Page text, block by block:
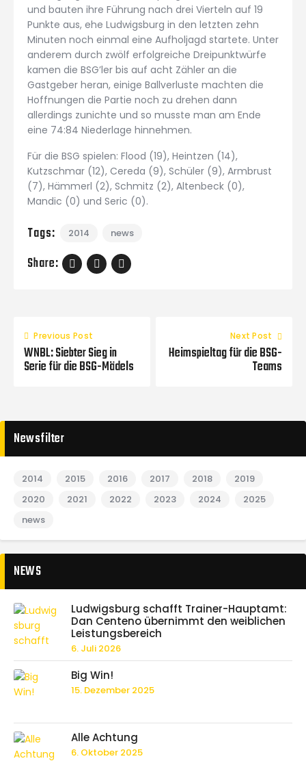
und bauten ihre Führung nach drei Vierteln auf 19
Punkte aus, ehe Ludwigsburg in den letzten zehn
Minuten noch einmal eine Aufholjagd startete. Unter
anderem durch zwölf erfolgreiche Dreipunktwürfe
kamen die BSG’ler bis auf acht Zähler an die
Gastgeber heran, einige Ballverluste machten die
Hoffnungen die Partie noch zu drehen dann
allerdings zunichte und so musste man am Ende
eine 74:84 Niederlage hinnehmen.
Für die BSG spielen: Flood (19), Heintzen (14),
Kutzschmar (12), Cereda (9), Schüler (9), Armbrust
(7), Hämmerl (2), Schmitz (2), Altenbeck (0),
Mandic (0) und Seric (0).
Tags: 2014 news
Share:
Previous Post
WNBL: Siebter Sieg in
Serie für die BSG-Mädels
Next Post
Heimspieltag für die BSG-
Teams
Newsfilter
2014 2015 2016 2017 2018
2019
2020
2021 2022 2023 2024
2025
news
NEWS
Ludwigsburg schafft Trainer-Hauptamt:
Dan Centeno übernimmt den weiblichen
Leistungsbereich
6. Juli 2026
Big Win!
15. Dezember 2025
Alle Achtung
6. Oktober 2025